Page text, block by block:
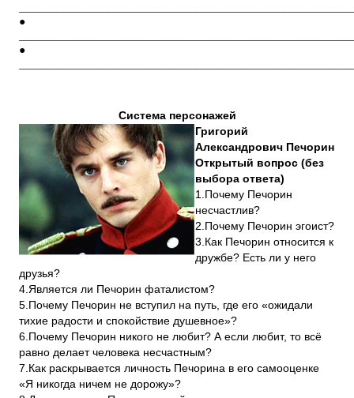
●
●
Система персонажей
Григорий
Александрович Печорин
Открытый вопрос (без
выбора ответа)
1.Почему Печорин
несчастлив?
2.Почему Печорин эгоист?
3.Как Печорин относится к
дружбе? Есть ли у него
друзья?
4.Является ли Печорин фаталистом?
5.Почему Печорин не вступил на путь, где его «ожидали
тихие радости и спокойствие душевное»?
6.Почему Печорин никого не любит? А если любит, то всё
равно делает человека несчастным?
7.Как раскрывается личность Печорина в его самооценке
«Я никогда ничем не дорожу»?